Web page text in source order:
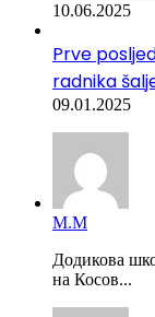
10.06.2025
Prve
radnika
09.01.2025
М.М
Додикова
на Косов...